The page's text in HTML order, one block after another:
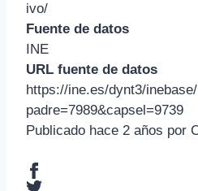
ivo/
Fuente de datos
INE
URL fuente de datos
https://ine.es/dynt3/
padre=7989&capsel=9739
Publicado hace 2 años por